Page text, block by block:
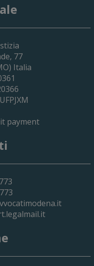
Dei Delegati
77
Italia
payment